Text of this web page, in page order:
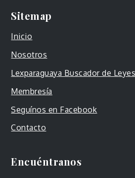
Sitemap
Inicio
Nosotros
Lexparaguaya Buscador de Leyes
Membresía
Seguínos en Facebook
Contacto
Encuéntranos